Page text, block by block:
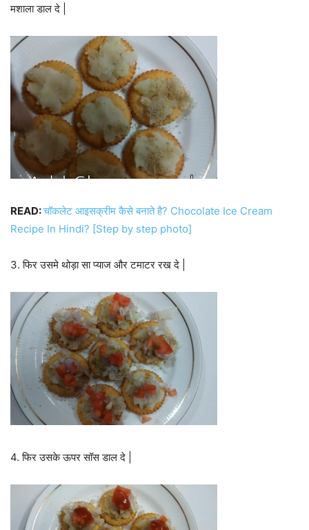
मशाला डाल दे |
READ:चॉकलेट आइसक्रीम कैसे बनाते है? Chocolate Ice Cream
Recipe In Hindi? [Step by step photo]
3. फिर उसमे थोड़ा सा प्याज और टमाटर रख दे |
4. फिर उसके ऊपर सॉस डाल दे |